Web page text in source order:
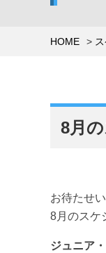
HOME
8月
お待たせ
8月のスケ
ジュニア